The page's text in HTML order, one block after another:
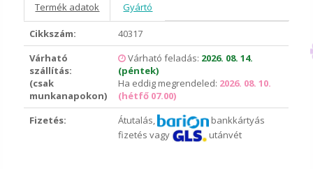
Termék adatok Gyártó
Cikkszám:
40317
Várható
szállítás:
(csak
munkanapokon)
Várható feladás: 2026. 08. 14.
(péntek)
Ha eddig megrendeled: 2026. 08. 10.
(hétfő 07.00)
Fizetés:
Átutalás,
bankkártyás
fizetés vagy
utánvét